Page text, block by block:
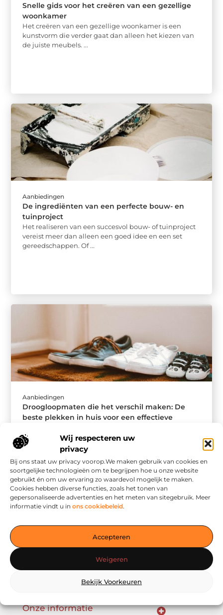
Wij respecteren uw
privacy
Bij ons staat uw privacy voorop.We maken gebruik van cookies en
soortgelijke technologieën om te begrijpen hoe u onze website
gebruikt én om uw ervaring zo waardevol mogelijk te maken.
Cookies hebben diverse functies, zoals het tonen van
gepersonaliseerde advertenties en het meten van sitegebruik. Meer
informatie vindt u in ons cookiebeleid.
Accepteren
Weigeren
Bekijk Voorkeuren
Snelle gids voor het creëren van een gezellige
woonkamer
Het creëren van een gezellige woonkamer is een
kunstvorm die verder gaat dan alleen het kiezen van
de juiste meubels. ...
Aanbiedingen
De ingrediënten van een perfecte bouw- en
tuinproject
Het realiseren van een succesvol bouw- of tuinproject
vereist meer dan alleen een goed idee en een set
gereedschappen. Of ...
Aanbiedingen
Droogloopmaten die het verschil maken: De
beste plekken in huis voor een effectieve
Welkom op deze blog over diverse matten die jouw
huis verfraaien, bieden veiligheid, verhogen comfort.
Onze informatie